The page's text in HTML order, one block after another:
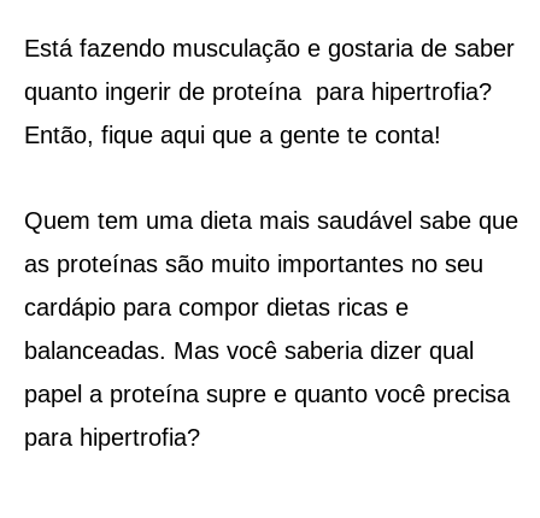
Está fazendo musculação e gostaria de saber
quanto ingerir de proteína para hipertrofia?
Então, fique aqui que a gente te conta!
Quem tem uma dieta mais saudável sabe que
as proteínas são muito importantes no seu
cardápio para compor dietas ricas e
balanceadas. Mas você saberia dizer qual
papel a proteína supre e quanto você precisa
para hipertrofia?